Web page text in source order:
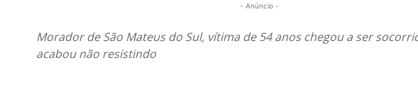
- Anúncio -
Morador de São Mateus do Sul, vítima de 54 anos chegou a ser
acabou não resistindo